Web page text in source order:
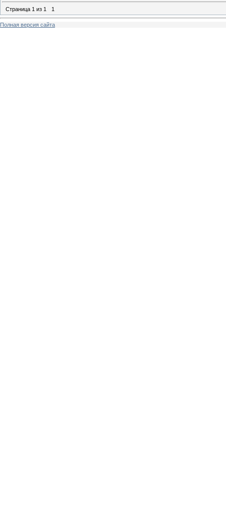
Страница 1 из 1 1
Полная версия сайта